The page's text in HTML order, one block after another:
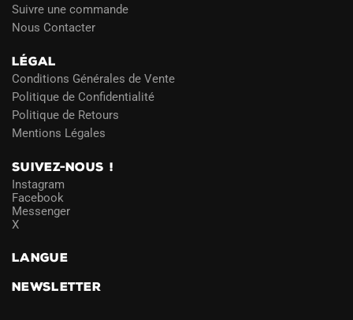
Suivre une commande
Nous Contacter
LÉGAL
Conditions Générales de Vente
Politique de Confidentialité
Politique de Retours
Mentions Légales
SUIVEZ-NOUS !
Instagram
Facebook
Messenger
X
LANGUE
NEWSLETTER